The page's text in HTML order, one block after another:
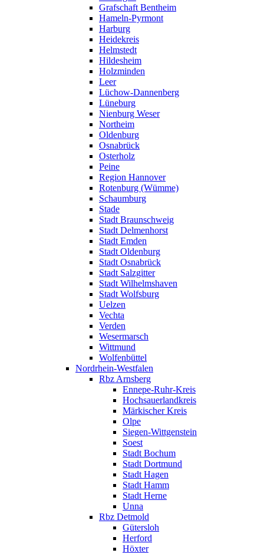
Grafschaft Bentheim
Hameln-Pyrmont
Harburg
Heidekreis
Helmstedt
Hildesheim
Holzminden
Leer
Lüchow-Dannenberg
Lüneburg
Nienburg Weser
Northeim
Oldenburg
Osnabrück
Osterholz
Peine
Region Hannover
Rotenburg (Wümme)
Schaumburg
Stade
Stadt Braunschweig
Stadt Delmenhorst
Stadt Emden
Stadt Oldenburg
Stadt Osnabrück
Stadt Salzgitter
Stadt Wilhelmshaven
Stadt Wolfsburg
Uelzen
Vechta
Verden
Wesermarsch
Wittmund
Wolfenbüttel
Nordrhein-Westfalen
Rbz Arnsberg
Ennepe-Ruhr-Kreis
Hochsauerlandkreis
Märkischer Kreis
Olpe
Siegen-Wittgenstein
Soest
Stadt Bochum
Stadt Dortmund
Stadt Hagen
Stadt Hamm
Stadt Herne
Unna
Rbz Detmold
Gütersloh
Herford
Höxter